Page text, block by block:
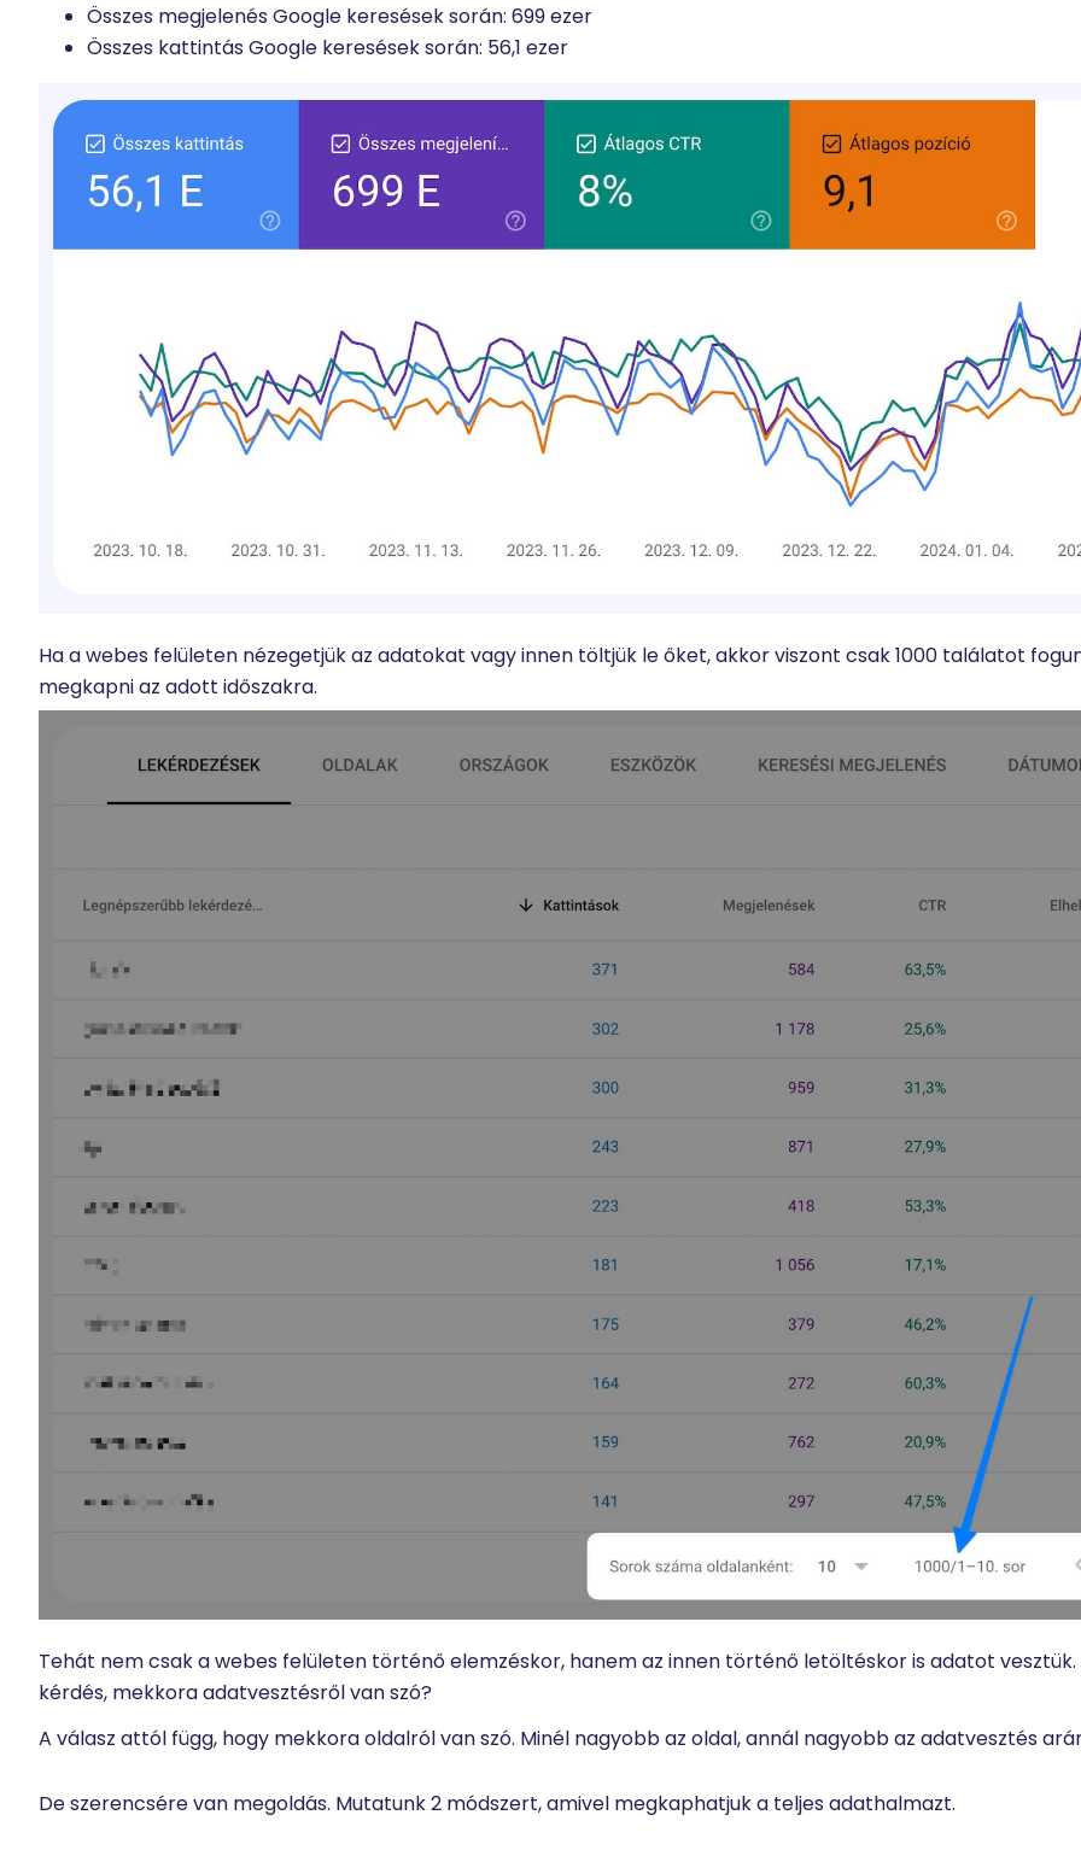
Összes megjelenés Google keresések során: 699 ezer
Összes kattintás Google keresések során: 56,1 ezer
Ha a webes felületen nézegetjük az adatokat vagy innen töltjük le őket, akkor viszont csak 1000 találatot
megkapni az adott időszakra.
Tehát nem csak a webes felületen történő elemzéskor, hanem az innen történő letöltéskor is adatot vesztük.
kérdés, mekkora adatvesztésről van szó?
A válasz attól függ, hogy mekkora oldalról van szó. Minél nagyobb az oldal, annál nagyobb az adatvesztés
De szerencsére van megoldás. Mutatunk 2 módszert, amivel megkaphatjuk a teljes adathalmazt.